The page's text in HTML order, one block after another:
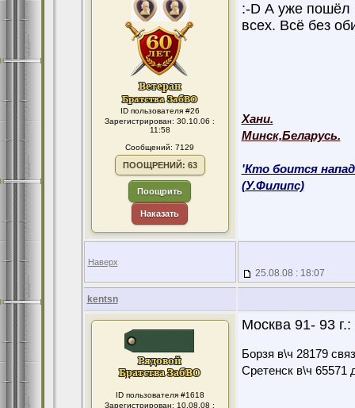
ID пользователя #26
Зарегистрирован: 30.10.06 :
11:58
Сообщений: 7129
ПООЩРЕНИЙ: 63
Поощрить
Наказать
:-D А уже пошёл
всех. Всё без
Хани.
Минск,Беларусь.
'Кто боится
(У.Филипс)
Наверх
25.08.08 : 18:07
kentsn
ID пользователя #1618
Зарегистрирован: 10.08.08 :
Москва 91- 93
Борзя в\ч 28179
Сретенск в\ч 65571